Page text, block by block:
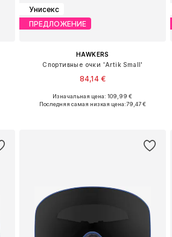
Унисекс
ПРЕДЛОЖЕНИЕ
HAWKERS
Спортивные очки 'Artik Small'
84,14 €
Доступные размеры: Onesize
Изначальная цена: 109,99 €
Последняя самая низкая цена:79,47 €